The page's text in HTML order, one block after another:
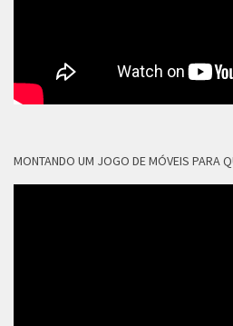
MONTANDO UM JOGO DE MÓVEIS PARA